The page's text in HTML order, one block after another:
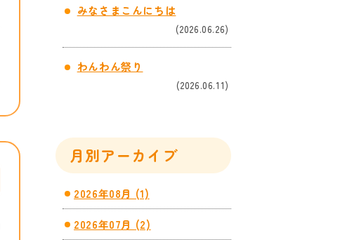
みなさまこんにちは
(2026.06.26)
わんわん祭り
(2026.06.11)
月別アーカイブ
2026年08月 (1)
2026年07月 (2)